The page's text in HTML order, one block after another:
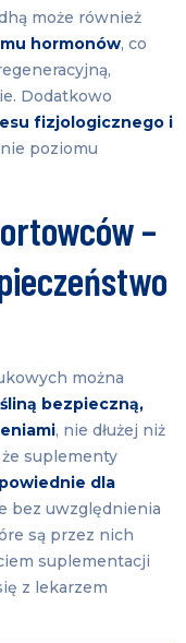
może również
hormonów, co
Dodatkowo
fizjologicznego i
poziomu
–
można
bezpieczną,
, nie dłużej niż
suplementy
dla
bez uwzględnienia
są przez nich
suplementacji
z lekarzem